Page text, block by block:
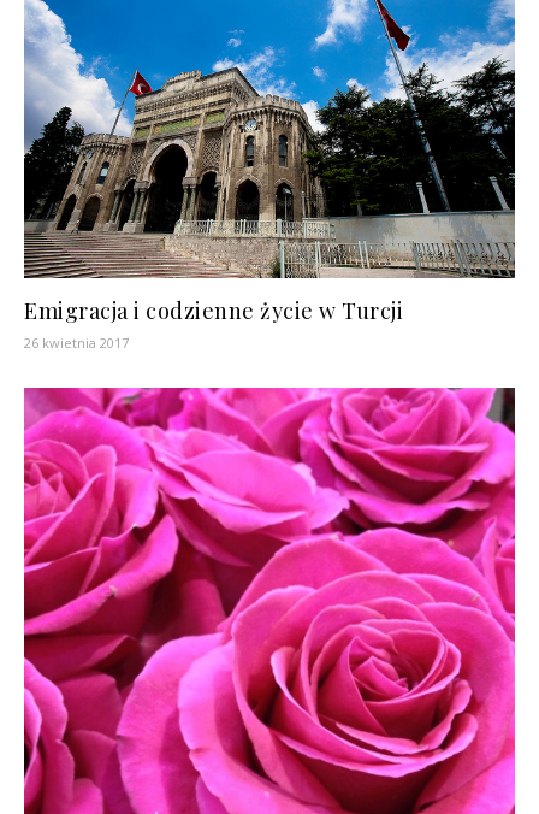
Emigracja i codzienne życie w Turcji
26 kwietnia 2017